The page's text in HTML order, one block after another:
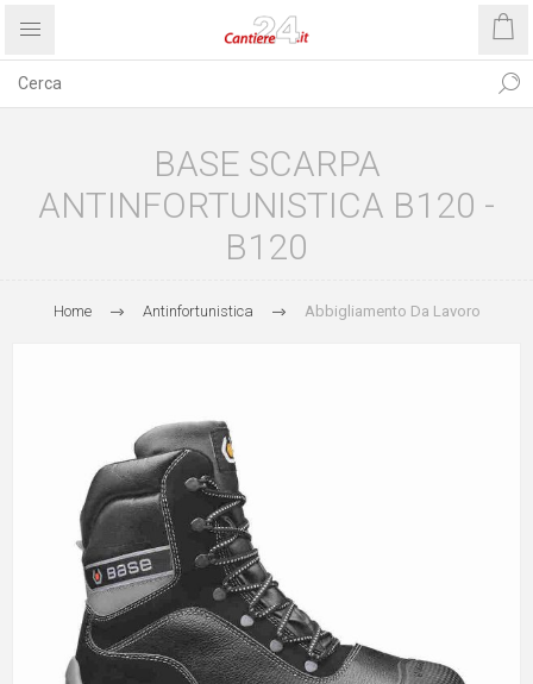
BASE SCARPA
ANTINFORTUNISTICA B120 -
B120
Home Antinfortunistica Abbigliamento Da Lavoro